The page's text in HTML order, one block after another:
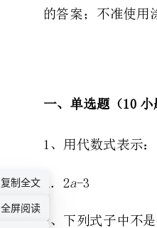
4、下列代数式中单项式共有（）
a
3、用表示的数一定是（）
复制全文
全屏阅读